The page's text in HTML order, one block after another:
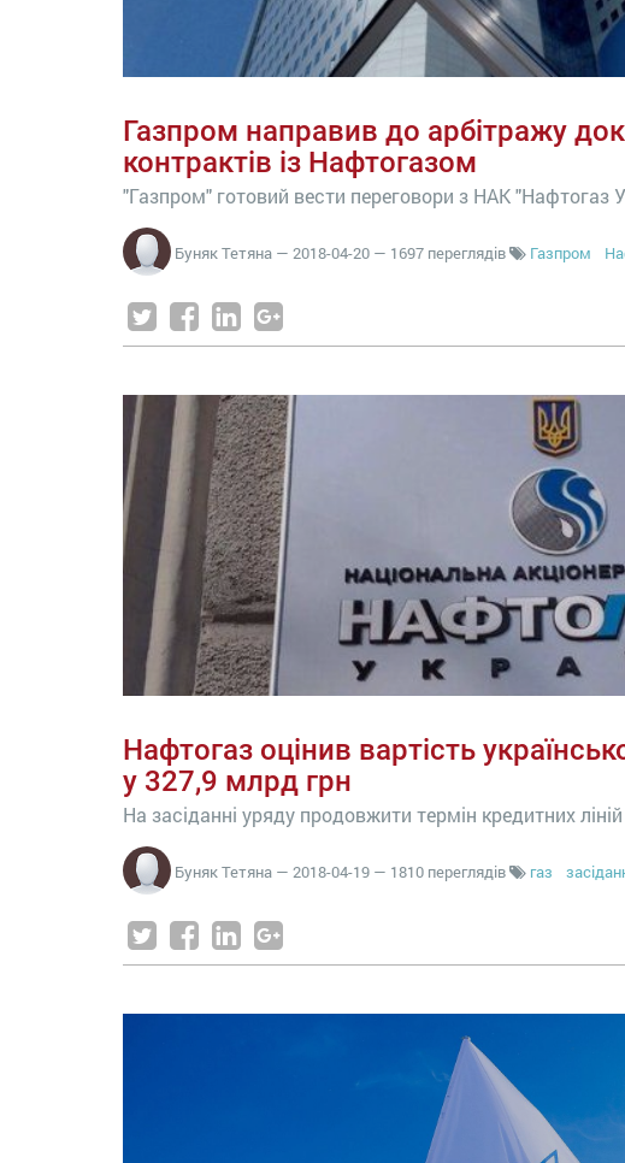
Газпром направив до арбітражу
контрактів із Нафтогазом
"Газпром" готовий вести переговори з НАК "Нафтогаз
Буняк Тетяна — 2018-04-20 — 1697 переглядів Газпром
Нафтогаз оцінив вартість
у 327,9 млрд грн
На засіданні уряду продовжити термін кредитних
Буняк Тетяна — 2018-04-19 — 1810 переглядів газ